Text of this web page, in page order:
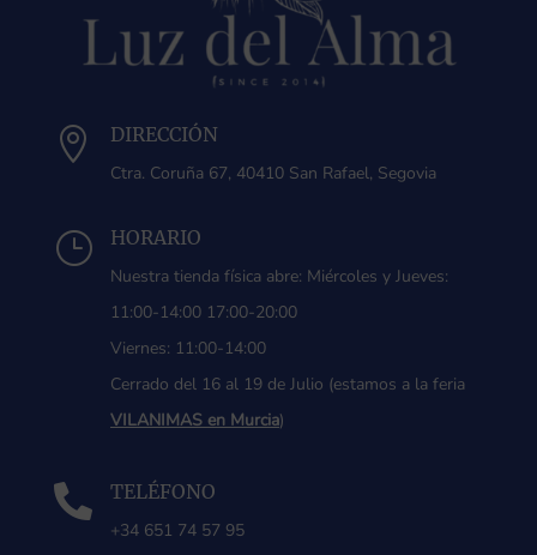
 DIRECCIÓN
Ctra. Coruña 67, 40410 San Rafael, Segovia
} HORARIO
Nuestra tienda física abre: Miércoles y Jueves:
11:00-14:00 17:00-20:00
Viernes: 11:00-14:00
Cerrado del 16 al 19 de Julio (estamos a la feria
VILANIMAS en Murcia)
 TELÉFONO
+34 651 74 57 95